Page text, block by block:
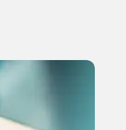
人或關鍵字